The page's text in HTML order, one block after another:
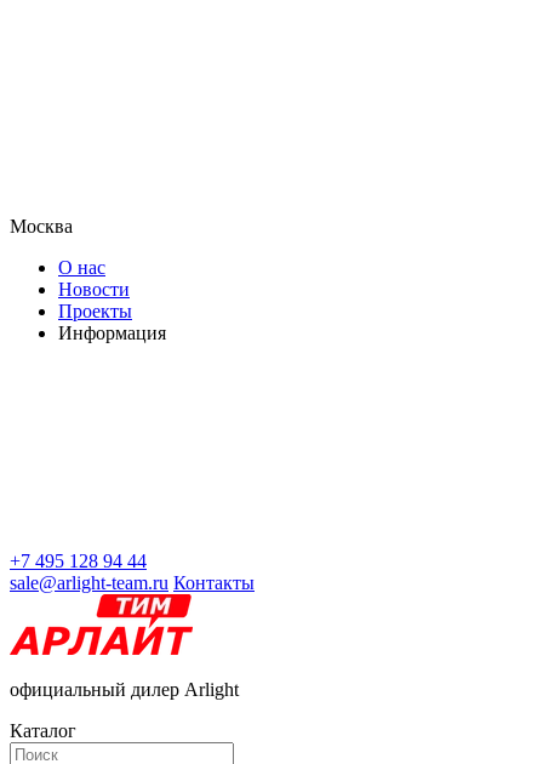
Москва
О нас
Новости
Проекты
Информация
+7 495 128 94 44
sale@arlight-team.ru Контакты
официальный дилер Arlight
Каталог